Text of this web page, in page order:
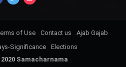
Samacharnama
of Use Contact us
Ajab Gajab
Significance Elections